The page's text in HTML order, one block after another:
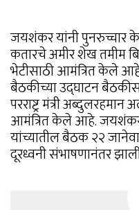
जयशंकर यांनी पुनरुच्चार
कतारचे अमीर शेख तमीम
भेटीसाठी आमंत्रित केले
बैठकीच्या उद्घाटन
परराष्ट्र मंत्री
आमंत्रित केले आहे.
यांच्यातील बैठक २२
दूरध्वनी संभाषणानंतर